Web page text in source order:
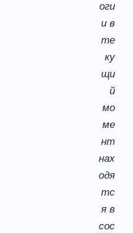
оги
и в
те
ку
щи
й
мо
ме
нт
нах
одя
тс
я в
сос